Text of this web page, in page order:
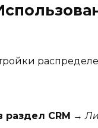
раздел CRM →